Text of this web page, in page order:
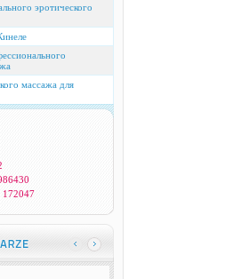
эротического
массажа для
172047